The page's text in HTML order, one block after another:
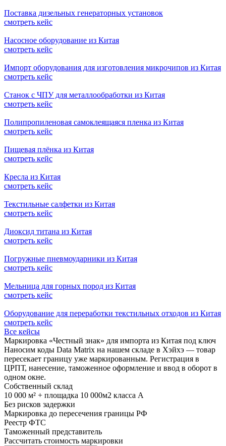
Поставка дизельных генераторных установок
смотреть кейс
Насосное оборудование из Китая
смотреть кейс
Импорт оборудования для изготовления микрочипов из Китая
смотреть кейс
Станок с ЧПУ для металлообработки из Китая
смотреть кейс
Полипропиленовая самоклеящаяся пленка из Китая
смотреть кейс
Пищевая плёнка из Китая
смотреть кейс
Кресла из Китая
смотреть кейс
Текстильные салфетки из Китая
смотреть кейс
Диоксид титана из Китая
смотреть кейс
Погружные пневмоударники из Китая
смотреть кейс
Мельница для горных пород из Китая
смотреть кейс
Оборудование для переработки текстильных отходов из Китая
смотреть кейс
Все кейсы
Маркировка «Честный знак» для импорта из Китая под ключ
Наносим коды Data Matrix на нашем складе в Хэйхэ — товар
пересекает границу уже маркированным. Регистрация в
ЦРПТ, нанесение, таможенное оформление и ввод в оборот в
одном окне.
Собственный склад
10 000 м² + площадка 10 000м2 класса А
Без рисков задержки
Маркировка до пересечения границы РФ
Реестр ФТС
Таможенный представитель
Рассчитать стоимость маркировки